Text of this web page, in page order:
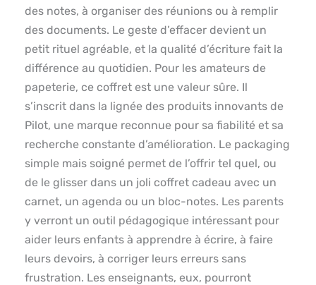
des notes, à organiser des réunions ou à remplir
des documents. Le geste d’effacer devient un
petit rituel agréable, et la qualité d’écriture fait la
différence au quotidien. Pour les amateurs de
papeterie, ce coffret est une valeur sûre. Il
s’inscrit dans la lignée des produits innovants de
Pilot, une marque reconnue pour sa fiabilité et sa
recherche constante d’amélioration. Le packaging
simple mais soigné permet de l’offrir tel quel, ou
de le glisser dans un joli coffret cadeau avec un
carnet, un agenda ou un bloc-notes. Les parents
y verront un outil pédagogique intéressant pour
aider leurs enfants à apprendre à écrire, à faire
leurs devoirs, à corriger leurs erreurs sans
frustration. Les enseignants, eux, pourront